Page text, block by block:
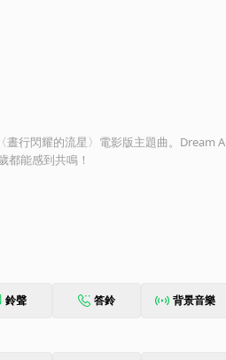
行閃耀的流星〉電影版主題曲。Dream
都能感到共鳴！
鈴聲 答鈴 背景音樂